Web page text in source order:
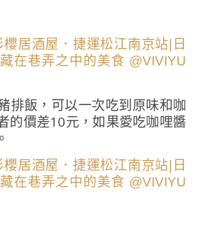
排飯，可以一次吃到原味和咖
的價差10元，如果愛吃咖哩醬